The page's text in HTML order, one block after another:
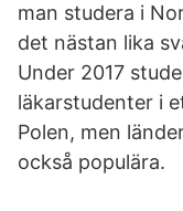
man studera i
det nästan lika
Under 2017
läkarstudenter i
Polen, men
också populära.